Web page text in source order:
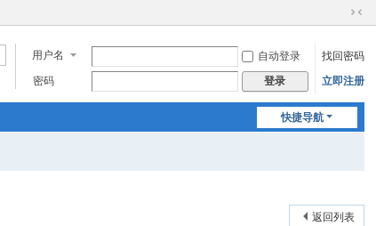
切
到
窄
用户名 自动登录
找回密码
密码
登录 立即注册
快捷导航
返回列表